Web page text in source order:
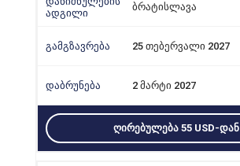
ბრატისლავა
25 თებერვალი 2027
2 მარტი 2027
ᲦᲘᲠᲔᲑᲣᲚᲔᲑᲐ 55 USD-ᲓᲐᲜ